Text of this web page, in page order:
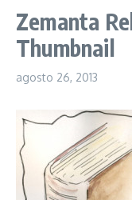
Zemanta
Thumbnail
agosto 26, 2013